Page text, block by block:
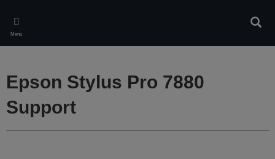
main
content
Menu
Epson Stylus Pro 7880
Support